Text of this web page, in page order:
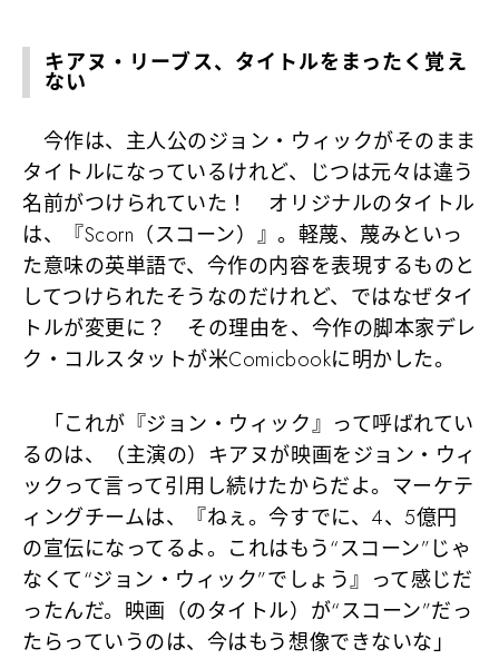
キアヌ・リーブス、タイトルをまったく覚え
ない
今作は、主人公のジョン・ウィックがそのまま
タイトルになっているけれど、じつは元々は違う
名前がつけられていた！ オリジナルのタイトル
は、『Scorn（スコーン）』。軽蔑、蔑みといっ
た意味の英単語で、今作の内容を表現するものと
してつけられたそうなのだけれど、ではなぜタイ
トルが変更に？ その理由を、今作の脚本家デレ
ク・コルスタットが米Comicbookに明かした。
「これが『ジョン・ウィック』って呼ばれてい
るのは、（主演の）キアヌが映画をジョン・ウィ
ックって言って引用し続けたからだよ。マーケテ
ィングチームは、『ねぇ。今すでに、4、5億円
の宣伝になってるよ。これはもう“スコーン”じゃ
なくて“ジョン・ウィック”でしょう』って感じだ
ったんだ。映画（のタイトル）が“スコーン”だっ
たらっていうのは、今はもう想像できないな」